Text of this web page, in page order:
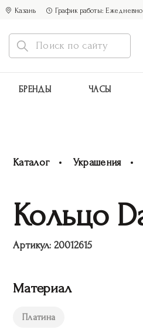
Казань График работы: Ежедневно
БРЕНДЫ ЧАСЫ
Каталог Украшения
Кольцо
Артикул: 20012615
Материал
Платина